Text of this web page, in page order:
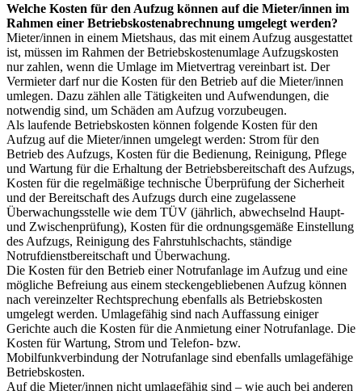
Welche Kosten für den Aufzug können auf die Mieter/innen im
Rahmen einer Betriebskostenabrechnung umgelegt werden?
Mieter/innen in einem Mietshaus, das mit einem Aufzug ausgestattet
ist, müssen im Rahmen der Betriebskostenumlage Aufzugskosten
nur zahlen, wenn die Umlage im Mietvertrag vereinbart ist. Der
Vermieter darf nur die Kosten für den Betrieb auf die Mieter/innen
umlegen. Dazu zählen alle Tätigkeiten und Aufwendungen, die
notwendig sind, um Schäden am Aufzug vorzubeugen.
Als laufende Betriebskosten können folgende Kosten für den
Aufzug auf die Mieter/innen umgelegt werden: Strom für den
Betrieb des Aufzugs, Kosten für die Bedienung, Reinigung, Pflege
und Wartung für die Erhaltung der Betriebsbereitschaft des Aufzugs,
Kosten für die regelmäßige technische Überprüfung der Sicherheit
und der Bereitschaft des Aufzugs durch eine zugelassene
Überwachungsstelle wie dem TÜV (jährlich, abwechselnd Haupt-
und Zwischenprüfung), Kosten für die ordnungsgemäße Einstellung
des Aufzugs, Reinigung des Fahrstuhlschachts, ständige
Notrufdienstbereitschaft und Überwachung.
Die Kosten für den Betrieb einer Notrufanlage im Aufzug und eine
mögliche Befreiung aus einem steckengebliebenen Aufzug können
nach vereinzelter Rechtsprechung ebenfalls als Betriebskosten
umgelegt werden. Umlagefähig sind nach Auffassung einiger
Gerichte auch die Kosten für die Anmietung einer Notrufanlage. Die
Kosten für Wartung, Strom und Telefon- bzw.
Mobilfunkverbindung der Notrufanlage sind ebenfalls umlagefähige
Betriebskosten.
Auf die Mieter/innen nicht umlagefähig sind – wie auch bei anderen